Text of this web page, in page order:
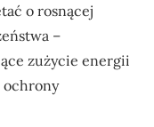
o rosnącej
–
zużycie energii
ochrony